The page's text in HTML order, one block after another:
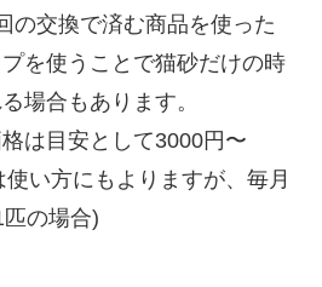
の交換で済む商品を使った
を使うことで猫砂だけの時
場合もあります。
は目安として3000円〜
い方にもよりますが、毎月
の場合)